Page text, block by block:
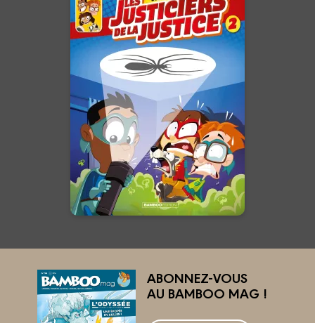
Les Justiciers de
la justice
Tome 02
Date de parution :
26/02/2025
Ils ont un seul but : mettre les
Avengers à la retraite !
En voir +
ABONNEZ-VOUS
AU BAMBOO MAG !